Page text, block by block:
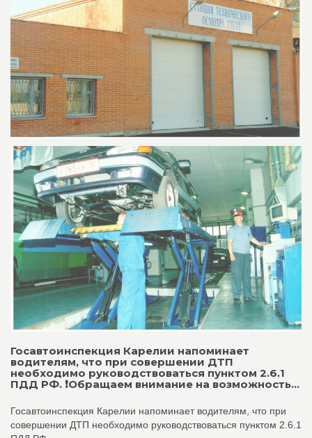
Госавтоинспекция Карелии напоминает
водителям, что при совершении ДТП
необходимо руководствоваться пунктом 2.6.1
ПДД РФ. ❗Обращаем внимание на возможность...
Госавтоинспекция Карелии напоминает водителям, что при
совершении ДТП необходимо руководствоваться пунктом 2.6.1